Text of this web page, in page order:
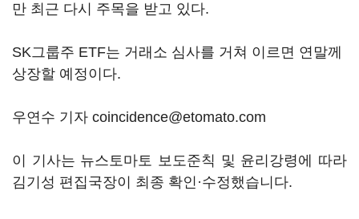
만 최근 다시 주목을 받고 있다.
SK그룹주 ETF는 거래소 심사를 거쳐 이르면 연말께
상장할 예정이다.
우연수 기자 coincidence@etomato.com
이 기사는 뉴스토마토 보도준칙 및 윤리강령에 따라
김기성 편집국장이 최종 확인·수정했습니다.